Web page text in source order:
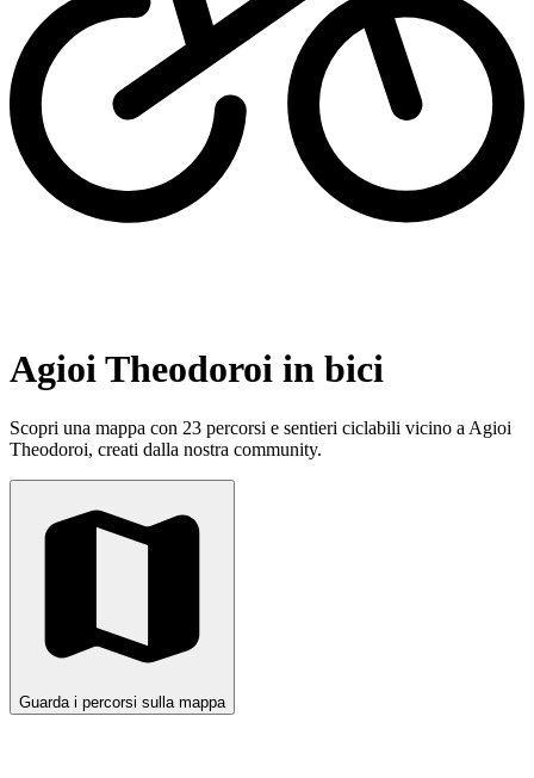
Agioi Theodoroi in bici
Scopri una mappa con 23 percorsi e sentieri ciclabili vicino a Agioi
Theodoroi, creati dalla nostra community.
Guarda i percorsi sulla mappa